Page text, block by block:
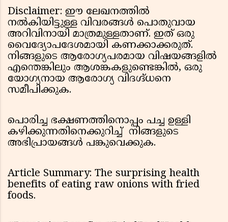
Disclaimer: ഈ ലേഖനത്തിൽ
നൽകിയിട്ടുള്ള വിവരങ്ങൾ പൊതുവായ
അറിവിനായി മാത്രമുള്ളതാണ്. ഇത് ഒരു
വൈദ്യോപദേശമായി കണക്കാക്കരുത്.
നിങ്ങളുടെ ആരോഗ്യപരമായ വിഷയങ്ങളിൽ
എന്തെങ്കിലും ആശങ്കകളുണ്ടെങ്കിൽ, ഒരു
യോഗ്യനായ ആരോഗ്യ വിദഗ്ദ്ധനെ
സമീപിക്കുക.
പൊരിച്ച ഭക്ഷണത്തിനൊപ്പം പച്ച ഉള്ളി
കഴിക്കുന്നതിനെക്കുറിച്ച് നിങ്ങളുടെ
അഭിപ്രായങ്ങൾ പങ്കുവെക്കുക.
Article Summary: The surprising health
benefits of eating raw onions with fried
foods.